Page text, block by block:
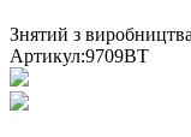
Знятий з виробництва
Артикул:9709BT